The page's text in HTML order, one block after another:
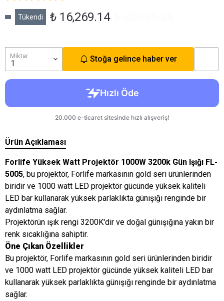
Tükendi ₺ 16,269.14
Miktar Stoğa gelince haber ver
Ürün Açıklaması
Forlife Yüksek Watt Projektör 1000W 3200k Gün Işığı FL-
5005, bu projektör, Forlife markasının gold seri ürünlerinden
biridir ve 1000 watt LED projektör gücünde yüksek kaliteli
LED bar kullanarak yüksek parlaklıkta günışığı renginde bir
aydınlatma sağlar.
Projektörün ışık rengi 3200K'dir ve doğal günışığına yakın bir
renk sıcaklığına sahiptir.
Öne Çıkan Özellikler
Bu projektör, Forlife markasının gold seri ürünlerinden biridir
ve 1000 watt LED projektör gücünde yüksek kaliteli LED bar
kullanarak yüksek parlaklıkta günışığı renginde bir aydınlatma
sağlar.